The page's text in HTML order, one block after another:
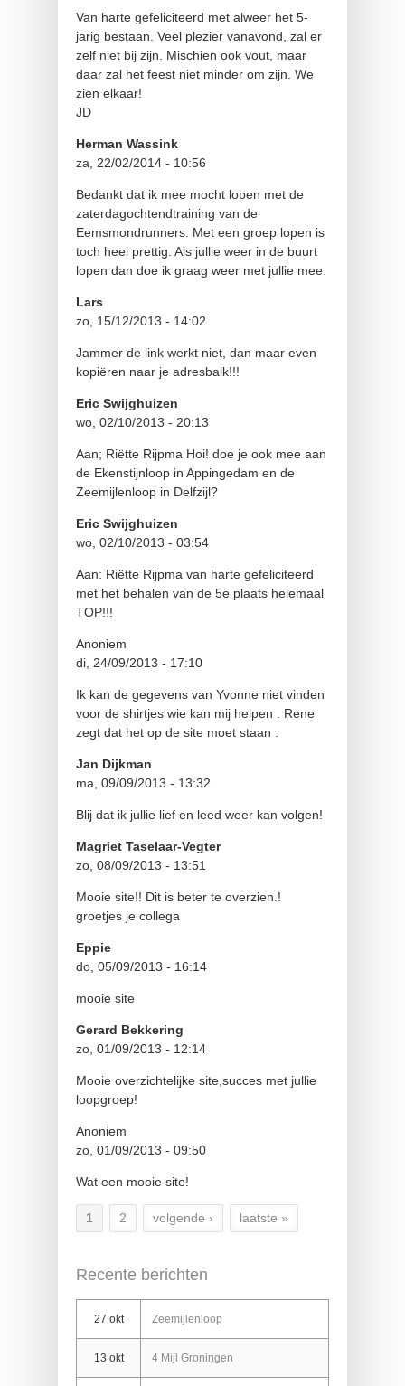
Van harte gefeliciteerd met alweer het 5-
jarig bestaan. Veel plezier vanavond, zal er
zelf niet bij zijn. Mischien ook vout, maar
daar zal het feest niet minder om zijn. We
zien elkaar!
JD
Herman Wassink
za, 22/02/2014 - 10:56
Bedankt dat ik mee mocht lopen met de
zaterdagochtendtraining van de
Eemsmondrunners. Met een groep lopen is
toch heel prettig. Als jullie weer in de buurt
lopen dan doe ik graag weer met jullie mee.
Lars
zo, 15/12/2013 - 14:02
Jammer de link werkt niet, dan maar even
kopiëren naar je adresbalk!!!
Eric Swijghuizen
wo, 02/10/2013 - 20:13
Aan; Riëtte Rijpma Hoi! doe je ook mee aan
de Ekenstijnloop in Appingedam en de
Zeemijlenloop in Delfzijl?
Eric Swijghuizen
wo, 02/10/2013 - 03:54
Aan: Riëtte Rijpma van harte gefeliciteerd
met het behalen van de 5e plaats helemaal
TOP!!!
Anoniem
di, 24/09/2013 - 17:10
Ik kan de gegevens van Yvonne niet vinden
voor de shirtjes wie kan mij helpen . Rene
zegt dat het op de site moet staan .
Jan Dijkman
ma, 09/09/2013 - 13:32
Blij dat ik jullie lief en leed weer kan volgen!
Magriet Taselaar-Vegter
zo, 08/09/2013 - 13:51
Mooie site!! Dit is beter te overzien.!
groetjes je collega
Eppie
do, 05/09/2013 - 16:14
mooie site
Gerard Bekkering
zo, 01/09/2013 - 12:14
Mooie overzichtelijke site,succes met jullie
loopgroep!
Anoniem
zo, 01/09/2013 - 09:50
Wat een mooie site!
Pagina's
1 2 volgende › laatste »
Recente berichten
27 okt Zeemijlenloop
13 okt 4 Mijl Groningen